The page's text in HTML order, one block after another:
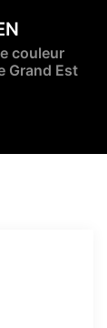
couleur
Grand Est